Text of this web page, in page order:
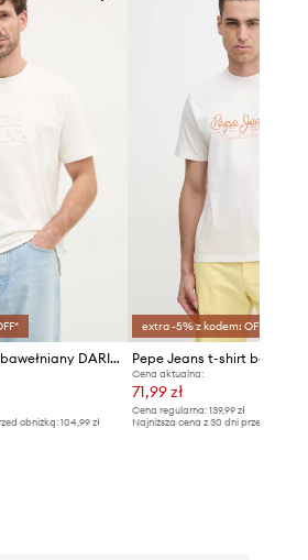
Pepe Jeans t-shirt bawełniany DARIUS TEE
obniżką:104,99 zł
extra -5% z kodem: OFF*
Cena aktualna:
71,99 zł
Cena regularna: 139,99 zł
Najniższa cena z 30 dni przed obniżką: